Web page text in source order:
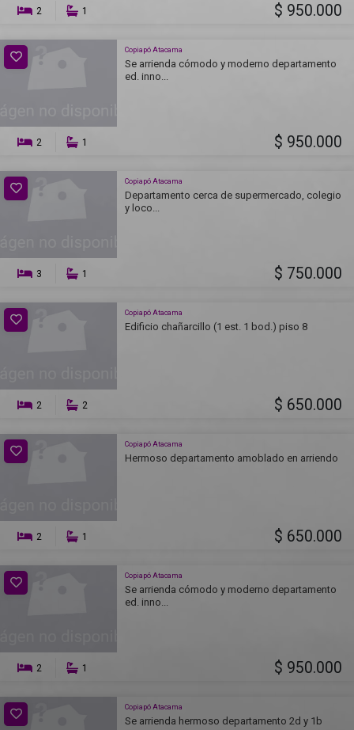
2 1 $ 950.000
Copiapó Atacama
Se arrienda cómodo y moderno departamento
ed. inno...
2 1 $ 950.000
Copiapó Atacama
Departamento cerca de supermercado, colegio
y loco...
3 1 $ 750.000
Copiapó Atacama
Edificio chañarcillo (1 est. 1 bod.) piso 8
2 2 $ 650.000
Copiapó Atacama
Hermoso departamento amoblado en arriendo
2 1 $ 650.000
Copiapó Atacama
Se arrienda cómodo y moderno departamento
ed. inno...
2 1 $ 950.000
Copiapó Atacama
Se arrienda hermoso departamento 2d y 1b